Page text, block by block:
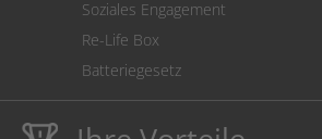
Soziales Engagement
Re-Life Box
Batteriegesetz